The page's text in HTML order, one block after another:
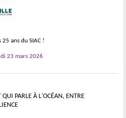
ans du SIAC !
23 mars 2026
QUI PARLE À L'OCÉAN, ENTRE